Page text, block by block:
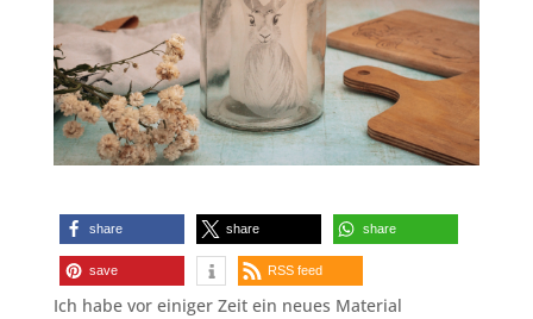
share share share
save RSS feed
Ich habe vor einiger Zeit ein neues Material